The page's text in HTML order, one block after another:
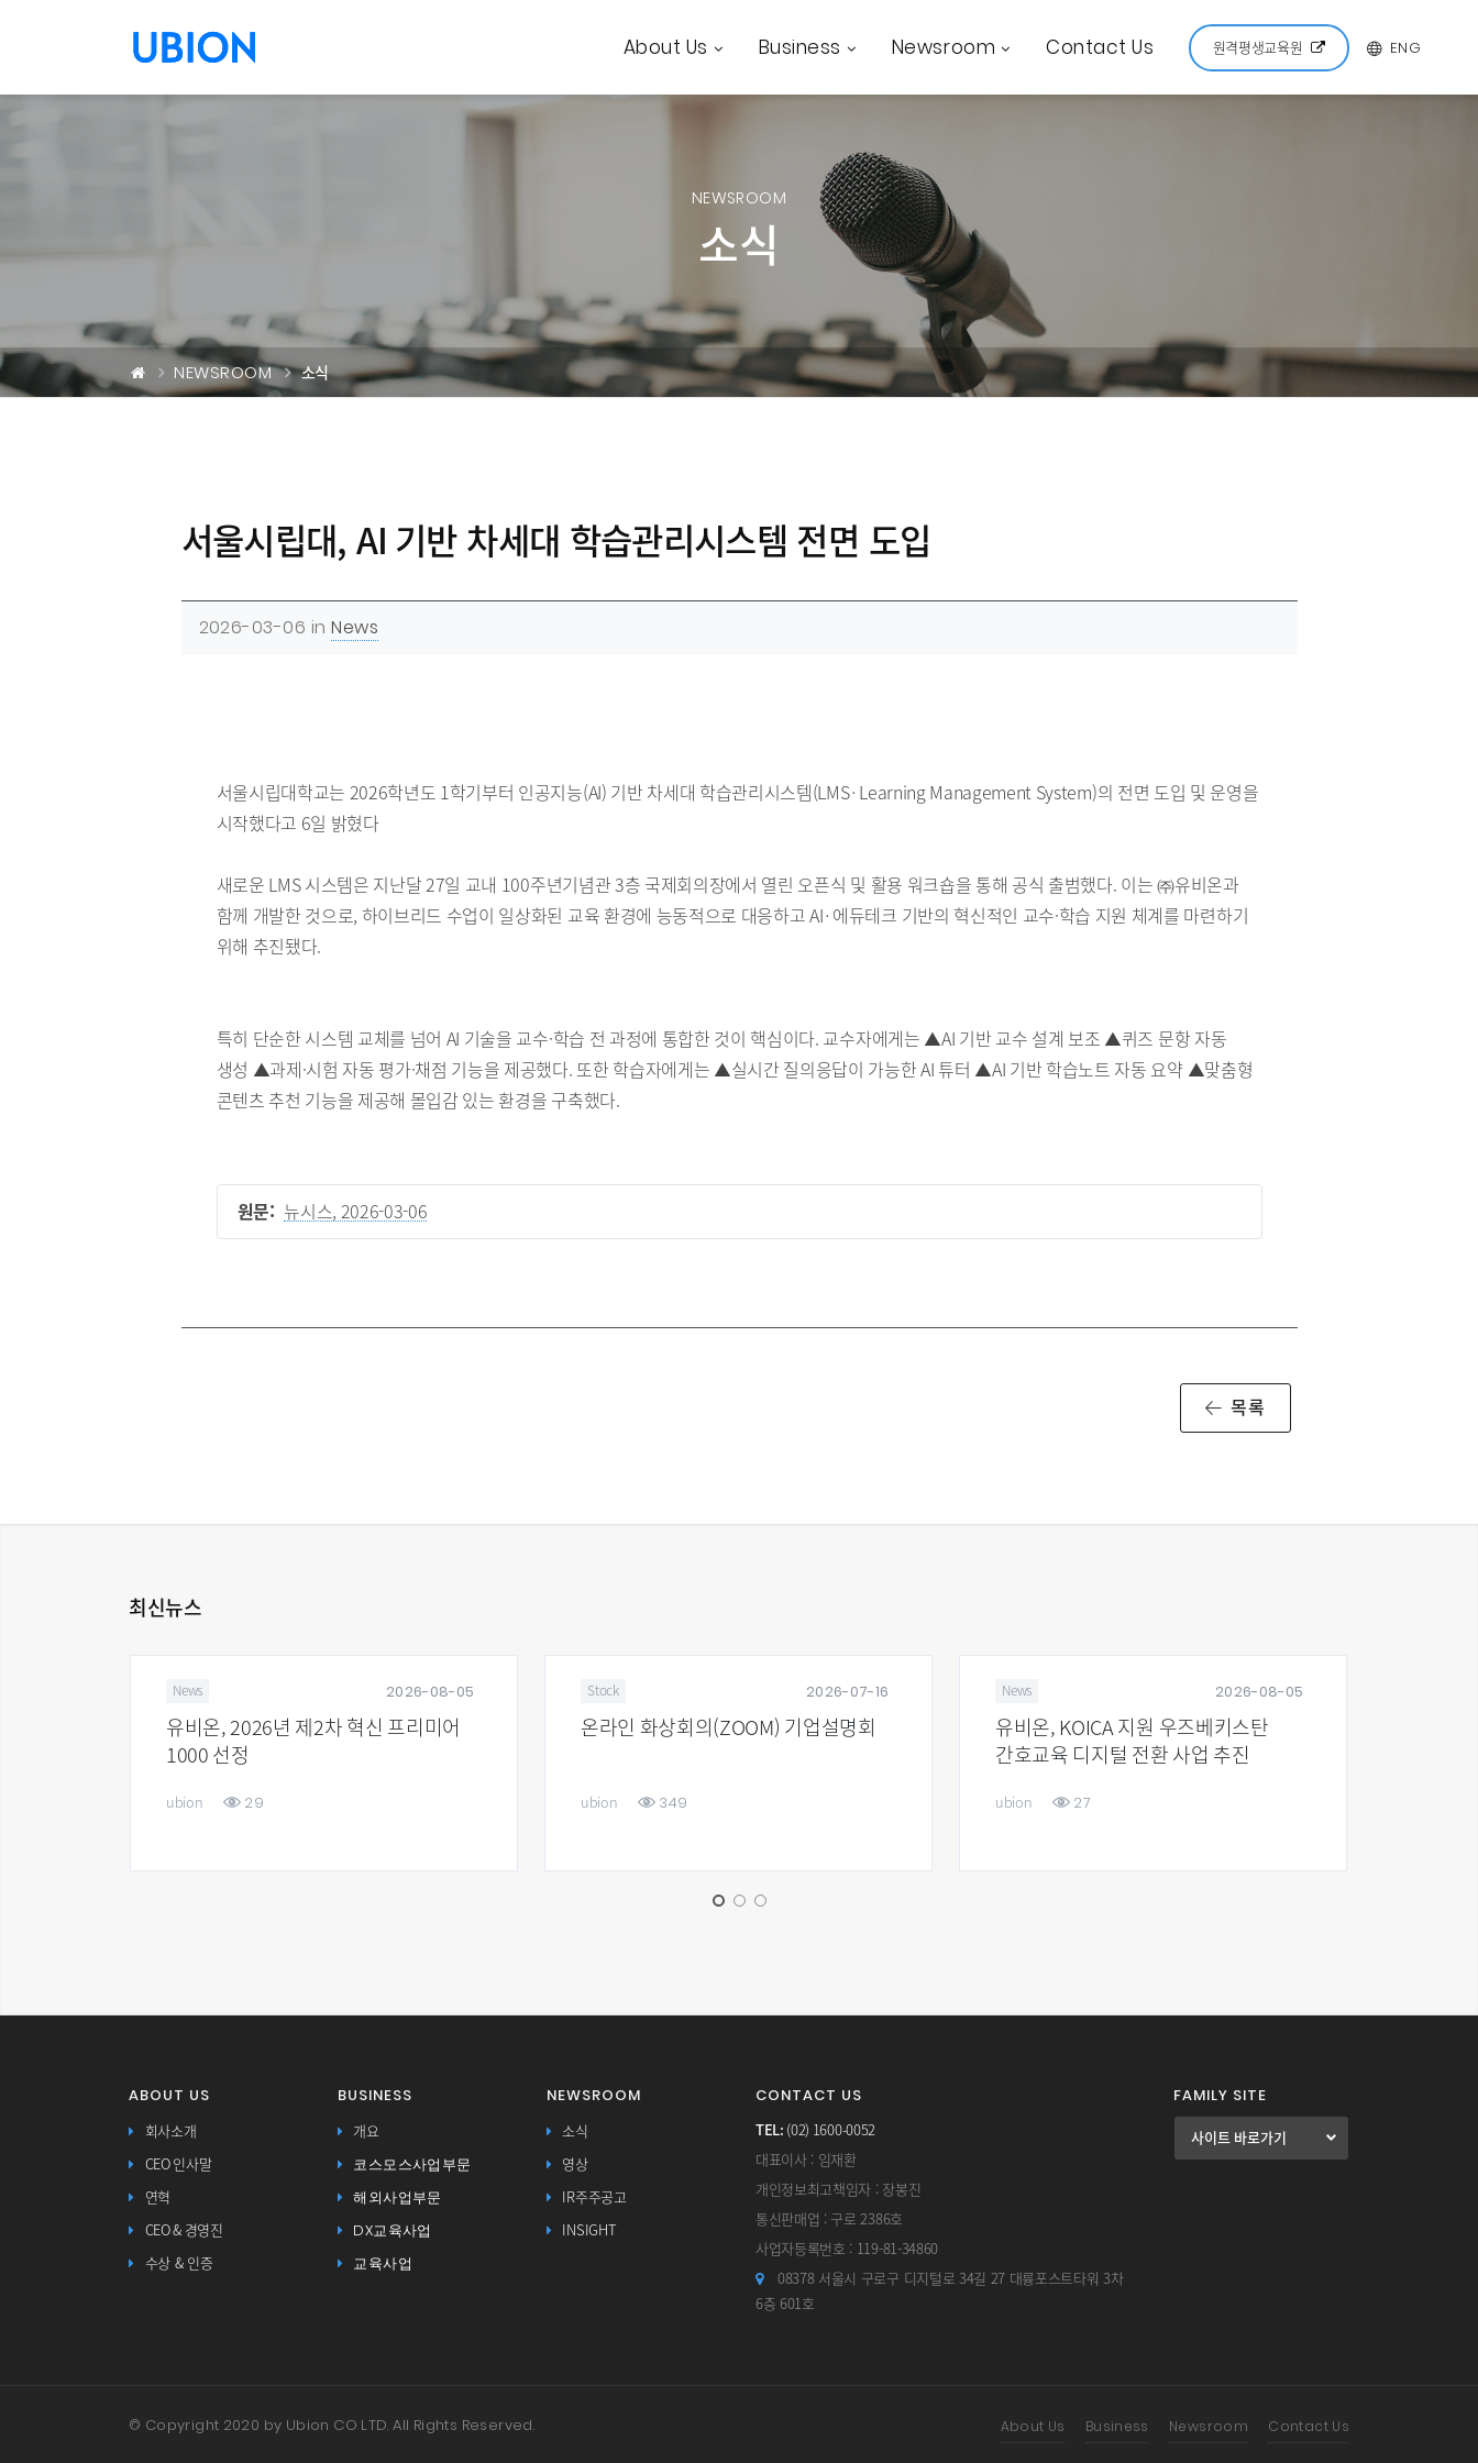
About Us Business Newsroom Contact Us 원격평생교육원 ENG
NEWSROOM
소식
NEWSROOM 소식
서울시립대, AI 기반 차세대 학습관리시스템 전면 도입
2026-03-06 inNews
서울시립대학교는 2026학년도 1학기부터 인공지능(AI) 기반 차세대 학습관리시스템(LMS·Learning Management System)의 전면 도입 및 운영을
시작했다고 6일 밝혔다
새로운 LMS 시스템은 지난달 27일 교내 100주년기념관 3층 국제회의장에서 열린 오픈식 및 활용 워크숍을 통해 공식 출범했다. 이는 ㈜유비온과
함께 개발한 것으로, 하이브리드 수업이 일상화된 교육 환경에 능동적으로 대응하고 AI·에듀테크 기반의 혁신적인 교수·학습 지원 체계를 마련하기
위해 추진됐다.
특히 단순한 시스템 교체를 넘어 AI 기술을 교수·학습 전 과정에 통합한 것이 핵심이다. 교수자에게는 ▲AI 기반 교수 설계 보조 ▲퀴즈 문항 자동
생성 ▲과제·시험 자동 평가·채점 기능을 제공했다. 또한 학습자에게는 ▲실시간 질의응답이 가능한 AI 튜터 ▲AI 기반 학습노트 자동 요약 ▲맞춤형
콘텐츠 추천 기능을 제공해 몰입감 있는 환경을 구축했다.
원문: 뉴시스, 2026-03-06
목록
최신뉴스
2026-08-05
News
유비온, 2026년 제2차 혁신 프리미어
1000 선정
ubion 29
2026-07-16
Stock
온라인 화상회의(ZOOM) 기업설명회
ubion 349
2026-08-05
News
유비온, KOICA 지원 우즈베키스탄
간호교육 디지털 전환 사업 추진
ubion 27
ABOUT US
회사소개
CEO 인사말
연혁
CEO & 경영진
수상 & 인증
BUSINESS
개요
코스모스사업부문
해외사업부문
DX교육사업
교육사업
NEWSROOM
소식
영상
IR주주공고
INSIGHT
CONTACT US
TEL: (02) 1600-0052
대표이사 : 임재환
개인정보최고책임자 : 장봉진
통신판매업 : 구로 2386호
사업자등록번호 : 119-81-34860
08378 서울시 구로구 디지털로 34길 27 대륭포스트타워 3차
6층 601호
FAMILY SITE
© Copyright 2020 by Ubion CO LTD. All Rights Reserved. About Us Business Newsroom Contact Us